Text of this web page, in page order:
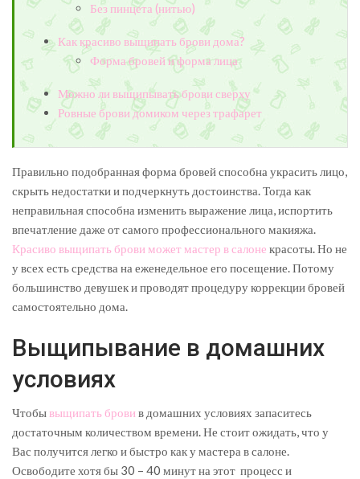
Без пинцета (нитью)
Как красиво выщипать брови дома?
Форма бровей и форма лица
Можно ли выщипывать брови сверху
Ровные брови домиком через трафарет
Правильно подобранная форма бровей способна украсить лицо,
скрыть недостатки и подчеркнуть достоинства. Тогда как
неправильная способна изменить выражение лица, испортить
впечатление даже от самого профессионального макияжа.
Красиво выщипать брови может мастер в салоне красоты. Но не
у всех есть средства на еженедельное его посещение. Потому
большинство девушек и проводят процедуру коррекции бровей
самостоятельно дома.
Выщипывание в домашних
условиях
Чтобывыщипать брови в домашних условиях запаситесь
достаточным количеством времени. Не стоит ожидать, что у
Вас получится легко и быстро как у мастера в салоне.
Освободите хотя бы 30 – 40 минут на этот процесс и